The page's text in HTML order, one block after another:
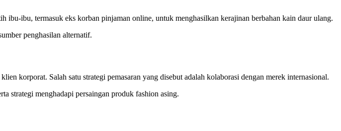
ibu, termasuk eks korban pinjaman online, untuk menghasilkan kerajinan berbahan kain daur ulang.
penghasilan alternatif.
korporat. Salah satu strategi pemasaran yang disebut adalah kolaborasi dengan merek internasional.
strategi menghadapi persaingan produk fashion asing.